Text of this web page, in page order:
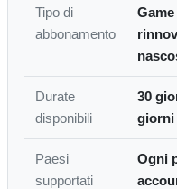
Tipo di
abbonamento
Durate
disponibili
30
giorni
Paesi
supportati
Ogni